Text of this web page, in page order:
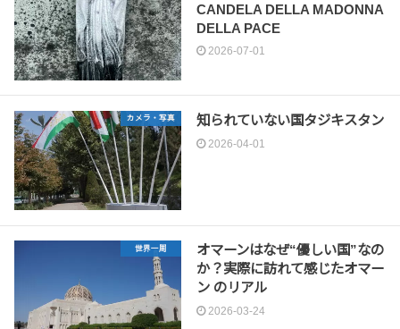
CANDELA DELLA MADONNA
DELLA PACE
2026-07-01
カメラ・写真 知られていない国タジキスタン
2026-04-01
世界一周
オマーンはなぜ“優しい国”なの
か？実際に訪れて感じたオマー
ン のリアル
2026-03-24